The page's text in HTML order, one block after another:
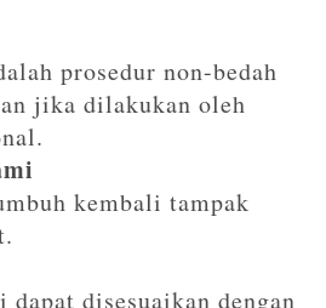
prosedur non-bedah
jika dilakukan oleh
kembali tampak
disesuaikan dengan